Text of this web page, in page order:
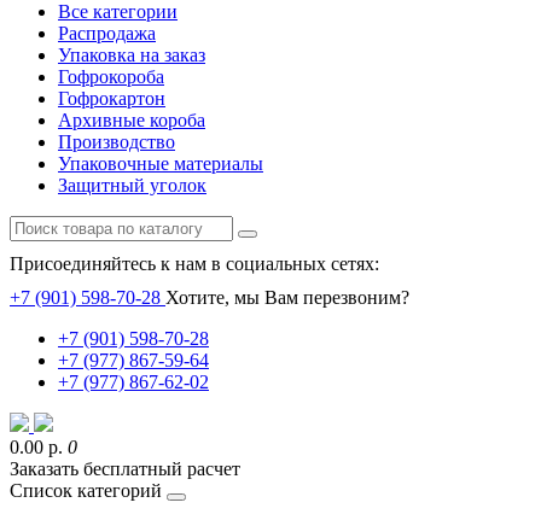
Все категории
Распродажа
Упаковка на заказ
Гофрокороба
Гофрокартон
Архивные короба
Производство
Упаковочные материалы
Защитный уголок
Присоединяйтесь к нам в социальных сетях:
+7 (901) 598-70-28 Хотите, мы Вам перезвоним?
+7 (901) 598-70-28
+7 (977) 867-59-64
+7 (977) 867-62-02
0.00 р. 0
Заказать бесплатный расчет
Список категорий